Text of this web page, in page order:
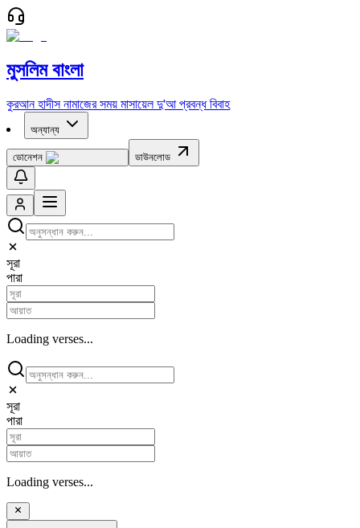
মুসলিম বাংলা
কুরআন হাদীস নামাজের সময় মাসায়েল দু'আ প্রবন্ধ বিবাহ
অন্যান্য
ডোনেশন ডাউনলোড
সূরা
পারা
Loading verses...
সূরা
পারা
Loading verses...